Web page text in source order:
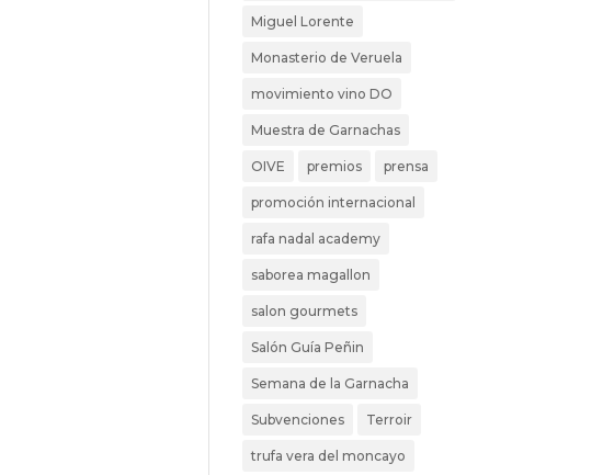
Miguel Lorente
Monasterio de Veruela
movimiento vino DO
Muestra de Garnachas
OIVE premios prensa
promoción internacional
rafa nadal academy
saborea magallon
salon gourmets
Salón Guía Peñin
Semana de la Garnacha
Subvenciones Terroir
trufa vera del moncayo